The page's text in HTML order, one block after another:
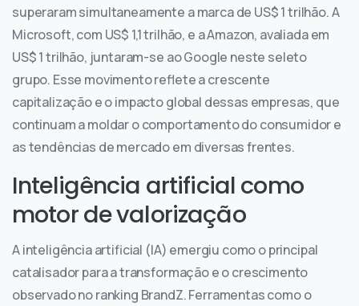
superaram simultaneamente a marca de US$ 1 trilhão. A
Microsoft, com US$ 1,1 trilhão, e a Amazon, avaliada em
US$ 1 trilhão, juntaram-se ao Google neste seleto
grupo. Esse movimento reflete a crescente
capitalização e o impacto global dessas empresas, que
continuam a moldar o comportamento do consumidor e
as tendências de mercado em diversas frentes.
Inteligência artificial como
motor de valorização
A inteligência artificial (IA) emergiu como o principal
catalisador para a transformação e o crescimento
observado no ranking BrandZ. Ferramentas como o